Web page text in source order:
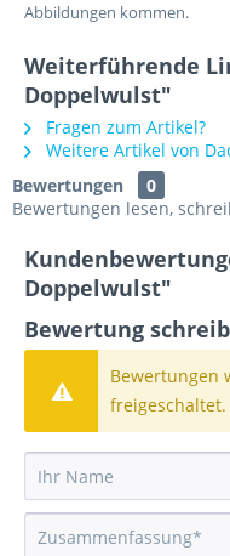
Abbildungen kommen.
Weiterführende
Doppelwulst"
Fragen zum Artikel?
Weitere Artikel von
Bewertungen
0
Bewertungen lesen,
Doppelwulst"
Bewertung
Bewertungen
freigeschaltet.